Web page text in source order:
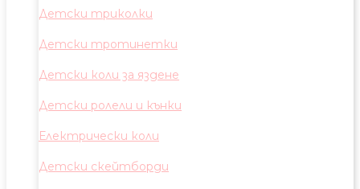
Детски триколки
Детски тротинетки
Детски коли за яздене
Детски ролели и кънки
Електрически коли
Детски скейтборди